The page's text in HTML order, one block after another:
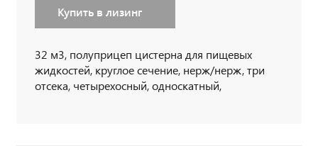
Купить в лизинг
32 м3, полуприцеп цистерна для пищевых
жидкостей, круглое сечение, нерж/нерж, три
отсека, четырехосный, односкатный,